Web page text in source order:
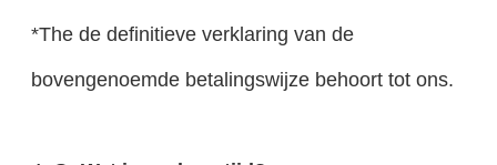
*The de definitieve verklaring van de
bovengenoemde betalingswijze behoort tot ons.